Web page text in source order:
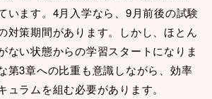
います。4月入学なら、9月前後の試験
対策期間があります。しかし、ほとん
ない状態からの学習スタートになりま
第3章への比重も意識しながら、効率
ュラムを組む必要があります。